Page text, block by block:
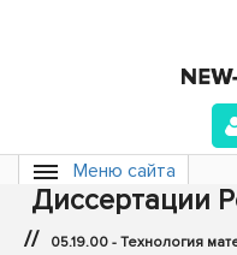
Меню сайта
Диссертации
// 05.19.00 - Технология